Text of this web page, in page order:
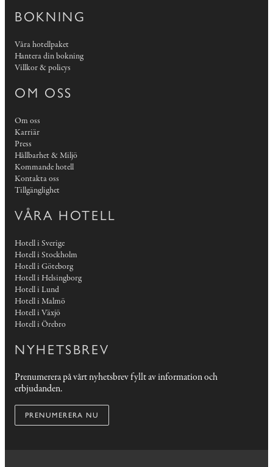
BOKNING
Våra hotellpaket
Hantera din bokning
Villkor & policys
OM OSS
Om oss
Karriär
Press
Hållbarhet & Miljö
Kommande hotell
Kontakta oss
Tillgänglighet
VÅRA HOTELL
Hotell i Sverige
Hotell i Stockholm
Hotell i Göteborg
Hotell i Helsingborg
Hotell i Lund
Hotell i Malmö
Hotell i Växjö
Hotell i Örebro
NYHETSBREV
Prenumerera på vårt nyhetsbrev fyllt av information och
erbjudanden.
PRENUMERERA NU